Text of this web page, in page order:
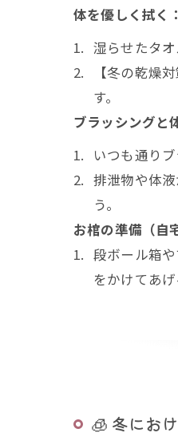
体を優しく拭く：
湿らせたタ
【冬の乾燥
す。
ブラッシングと
いつも通り
排泄物や体
う。
お棺の準備（自
段ボール箱
をかけてあ
🧊 冬にお